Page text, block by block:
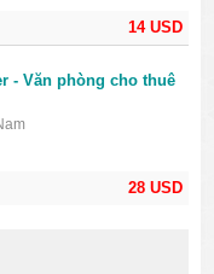
14 USD
28 USD
- Văn phòng cho thuê